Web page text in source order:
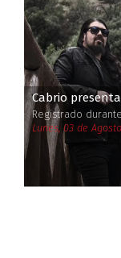
Cabrio
Registrado
Lunes, 03 de